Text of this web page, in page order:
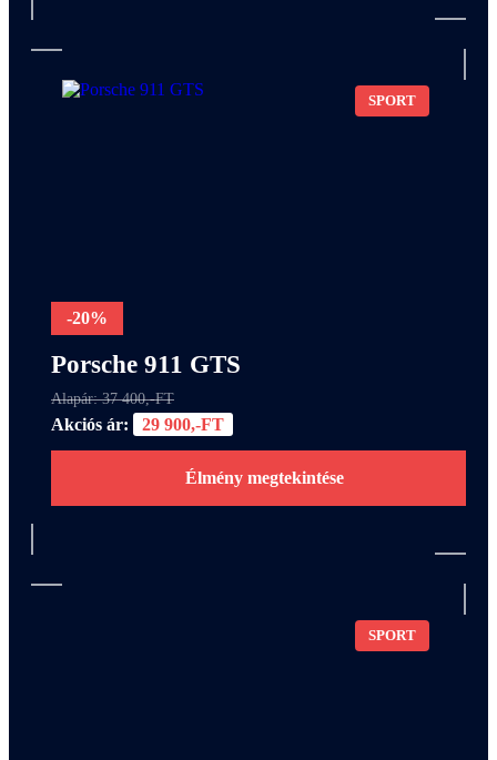
SPORT
-20%
Porsche 911 GTS
Alapár: 37 400,-FT
Akciós ár: 29 900,-FT
Élmény megtekintése
SPORT